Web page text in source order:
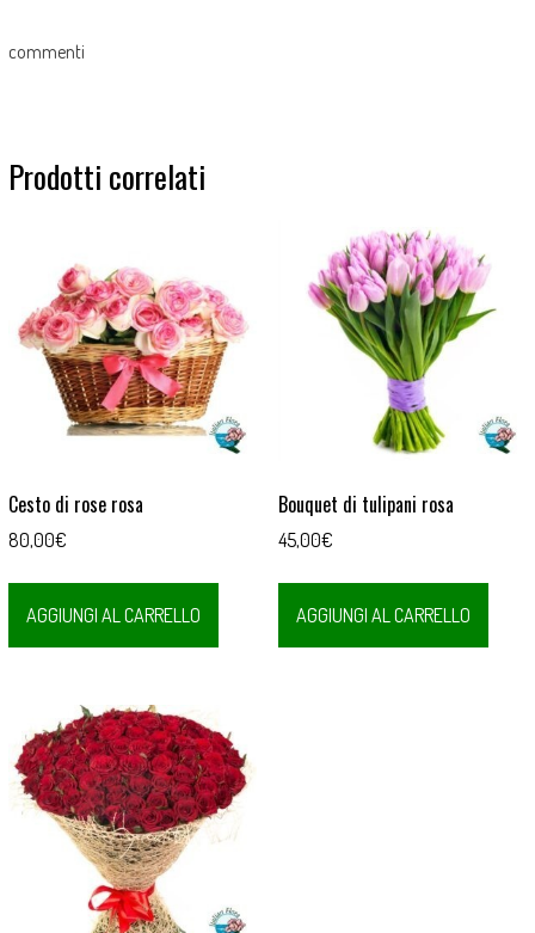
commenti
Prodotti correlati
Cesto di rose rosa
80,00€
AGGIUNGI AL CARRELLO
Bouquet di tulipani rosa
45,00€
AGGIUNGI AL CARRELLO